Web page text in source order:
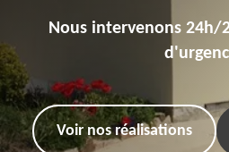
Nous intervenons 24h/
Voir nos réalisations